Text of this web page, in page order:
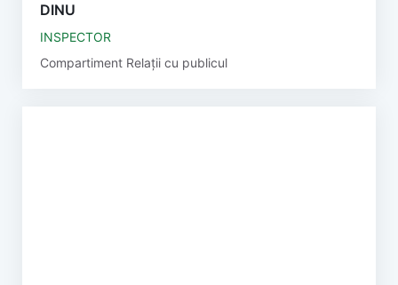
DINU
INSPECTOR
Compartiment Relații cu publicul